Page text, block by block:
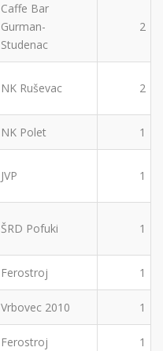
Caffe Bar
Gurman-
Studenac
2
NK Ruševac 2
NK Polet 1
JVP 1
ŠRD Pofuki 1
Ferostroj 1
Vrbovec 2010 1
Ferostroj 1